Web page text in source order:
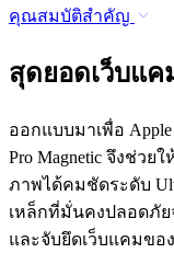
คุณสมบัติสำคัญ
สุดยอดเว็บแค
ออกแบบมาเพื่อ Apple
Pro Magnetic จึงช่ว
ภาพได้คมชัดระดับ
เหล็กที่มั่นคงปลอดภั
และจับยึดเว็บแคมข